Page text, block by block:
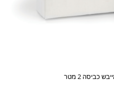
כביסה 2 מטר